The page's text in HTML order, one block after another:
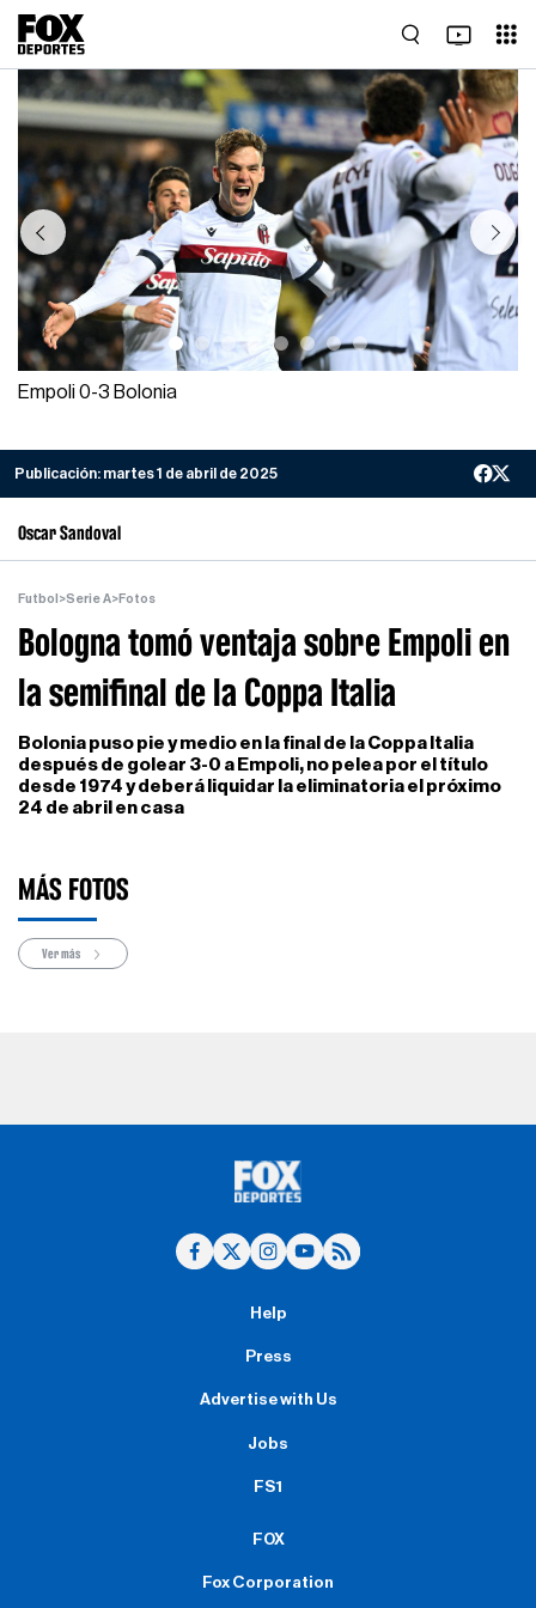
Previous Next
Empoli 0-3 Bolonia
Publicación: martes 1 de abril de 2025
Oscar Sandoval
Futbol >Serie A>Fotos
Bologna tomó ventaja sobre Empoli en
la semifinal de la Coppa Italia
Bolonia puso pie y medio en la final de la Coppa Italia
después de golear 3-0 a Empoli, no pelea por el título
desde 1974 y deberá liquidar la eliminatoria el próximo
24 de abril en casa
MÁS FOTOS
Ver más
Help
Press
Advertise with Us
Jobs
FS1
FOX
Fox Corporation